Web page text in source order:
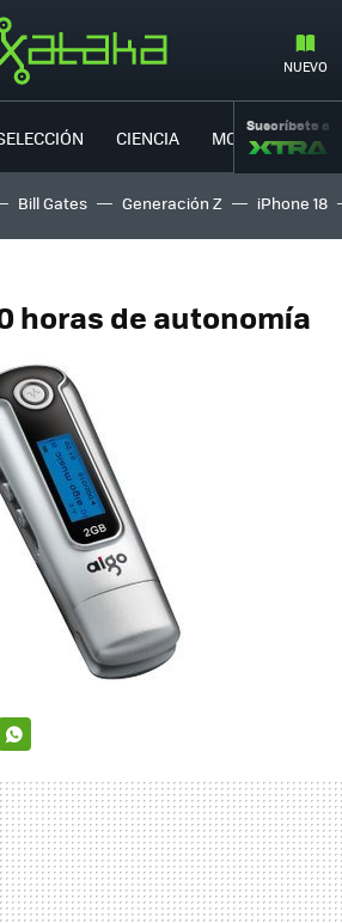
NUEVO
CIENCIA MOVILIDAD
Suscríbete a
Bill Gates Generación Z iPhone 18
horas de autonomía